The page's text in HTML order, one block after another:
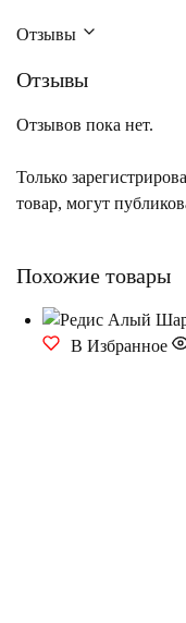
Отзывы
Отзывы
Отзывов пока нет.
Только
товар, могут
Похожие товары
В Избранное